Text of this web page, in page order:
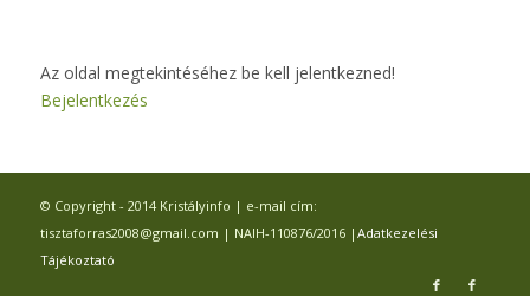
Az oldal megtekintéséhez be kell jelentkezned!
Bejelentkezés
© Copyright - 2014 Kristályinfo | e-mail cím:
tisztaforras2008@gmail.com | NAIH-110876/2016 | Adatkezelési
Tájékoztató